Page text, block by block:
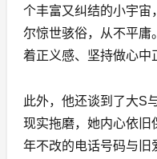
个丰富又纠结的小宇宙
尔惊世骇俗，从不平庸
着正义感、坚持做心中
此外，他还谈到了大S
现实拖磨，她内心依旧
年不改的电话号码与旧